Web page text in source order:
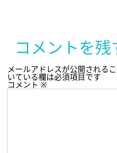
コメントを残
メールアドレスが公開されるこ
いている欄は必須項目です
コメント ※